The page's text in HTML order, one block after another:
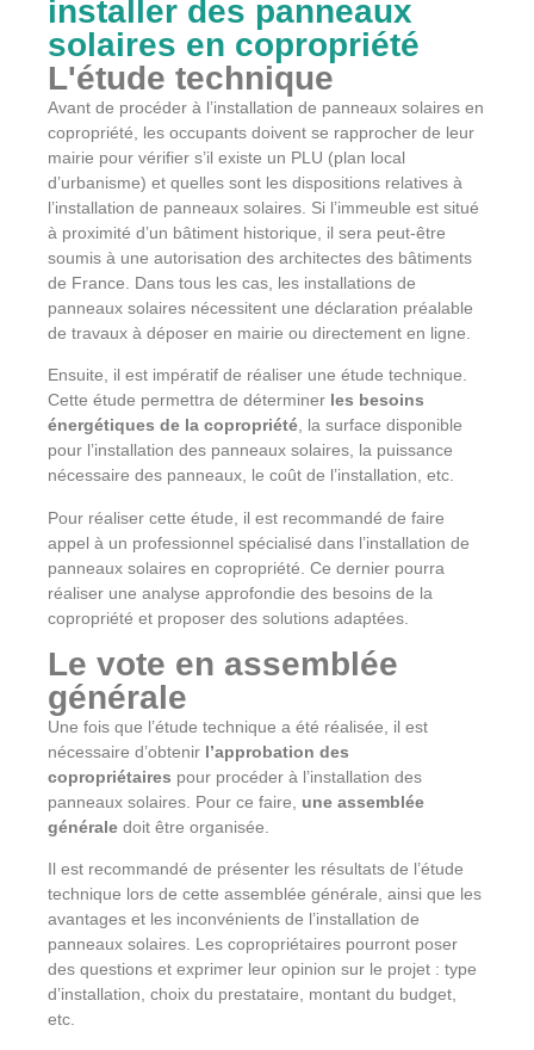
installer des panneaux
solaires en copropriété
L'étude technique
Avant de procéder à l’installation de panneaux solaires en
copropriété, les occupants doivent se rapprocher de leur
mairie pour vérifier s’il existe un PLU (plan local
d’urbanisme) et quelles sont les dispositions relatives à
l’installation de panneaux solaires. Si l’immeuble est situé
à proximité d’un bâtiment historique, il sera peut-être
soumis à une autorisation des architectes des bâtiments
de France. Dans tous les cas, les installations de
panneaux solaires nécessitent une déclaration préalable
de travaux à déposer en mairie ou directement en ligne.
Ensuite, il est impératif de réaliser une étude technique.
Cette étude permettra de déterminer les besoins
énergétiques de la copropriété, la surface disponible
pour l’installation des panneaux solaires, la puissance
nécessaire des panneaux, le coût de l’installation, etc.
Pour réaliser cette étude, il est recommandé de faire
appel à un professionnel spécialisé dans l’installation de
panneaux solaires en copropriété. Ce dernier pourra
réaliser une analyse approfondie des besoins de la
copropriété et proposer des solutions adaptées.
Le vote en assemblée
générale
Une fois que l’étude technique a été réalisée, il est
nécessaire d’obtenir l’approbation des
copropriétaires pour procéder à l’installation des
panneaux solaires. Pour ce faire,
une assemblée
générale doit être organisée.
Il est recommandé de présenter les résultats de l’étude
technique lors de cette assemblée générale, ainsi que les
avantages et les inconvénients de l’installation de
panneaux solaires. Les copropriétaires pourront poser
des questions et exprimer leur opinion sur le projet : type
d’installation, choix du prestataire, montant du budget,
etc.